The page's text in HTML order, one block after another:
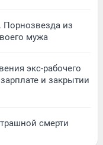
Порнозвезда из
мужа
экс-рабочего
и закрытии
смерти